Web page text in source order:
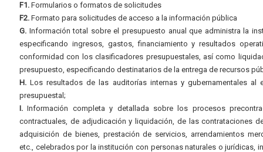
F1. Formularios o formatos de solicitudes
F2. Formato para solicitudes de acceso a la información pública
G. Información total sobre el presupuesto anual que administra la
especificando ingresos, gastos, financiamiento y resultados
conformidad con los clasificadores presupuestales, así como
presupuesto, especificando destinatarios de la entrega de recursos
H. Los resultados de las auditorías internas y gubernamentales al
presupuestal;
I. Información completa y detallada sobre los procesos
contractuales, de adjudicación y liquidación, de las contrataciones
adquisición de bienes, prestación de servicios, arrendamientos
etc., celebrados por la institución con personas naturales o jurídicas,